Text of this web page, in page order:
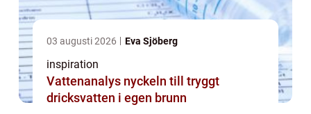
03 augusti 2026 Eva Sjöberg
inspiration
Vattenanalys nyckeln till tryggt
dricksvatten i egen brunn